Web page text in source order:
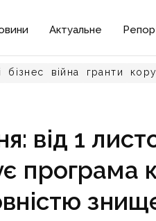
Актуальне
бізнес війна гранти
від 1
програма